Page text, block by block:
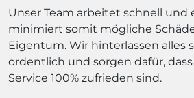
Unser Team arbeitet schnell und
minimiert somit mögliche
Eigentum. Wir hinterlassen alles
ordentlich und sorgen dafür,
Service 100% zufrieden sind.